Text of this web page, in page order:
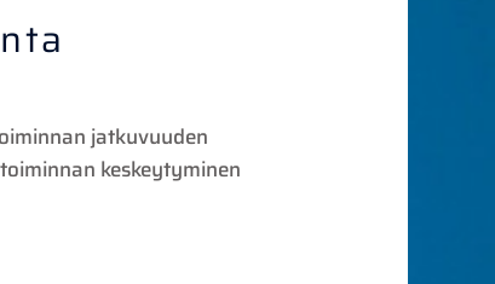
jatkuvuuden
keskeytyminen